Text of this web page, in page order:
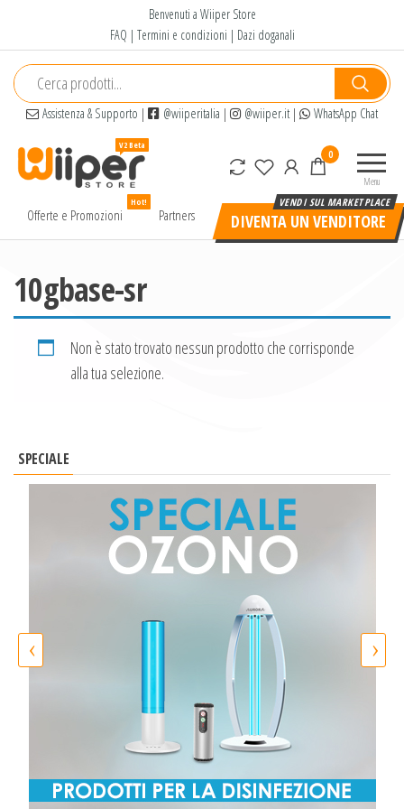
contenuto
Benvenuti a Wiiper Store
FAQ | Termini e condizioni | Dazi doganali
Assistenza & Supporto | @wiiperitalia | @wiiper.it| WhatsApp Chat
alta
Menu
0
Offerte e Promozioni
Hot!
Partners DIVENTA UN VENDITORE
10gbase-sr
Non è stato trovato nessun prodotto che corrisponde
alla tua selezione.
SPECIALE
‹ ›